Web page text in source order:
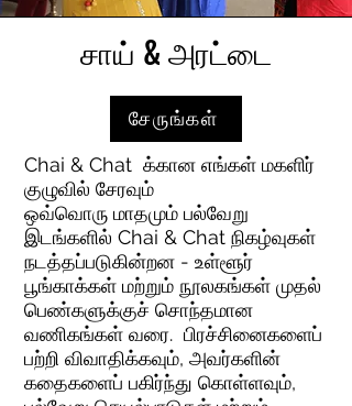
சாய் & அரட்டை
சேருங்கள்
Chai & Chat க்கான எங்கள் மகளிர்
குழுவில் சேரவும்
ஒவ்வொரு மாதமும் பல்வேறு
இடங்களில் Chai & Chat நிகழ்வுகள்
நடத்தப்படுகின்றன - உள்ளூர்
பூங்காக்கள் மற்றும் நூலகங்கள் முதல்
பெண்களுக்குச் சொந்தமான
வணிகங்கள் வரை. பிரச்சினைகளைப்
பற்றி விவாதிக்கவும், அவர்களின்
கதைகளைப் பகிர்ந்து கொள்ளவும்,